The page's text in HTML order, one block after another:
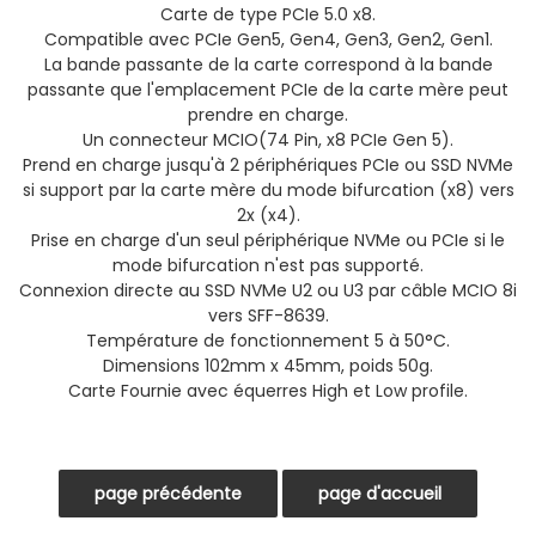
Carte de type PCIe 5.0 x8.
Compatible avec PCIe Gen5, Gen4, Gen3, Gen2, Gen1.
La bande passante de la carte correspond à la bande
passante que l'emplacement PCIe de la carte mère peut
prendre en charge.
Un connecteur MCIO(74 Pin, x8 PCIe Gen 5).
Prend en charge jusqu'à 2 périphériques PCIe ou SSD NVMe
si support par la carte mère du mode bifurcation (x8) vers
2x (x4).
Prise en charge d'un seul périphérique NVMe ou PCIe si le
mode bifurcation n'est pas supporté.
Connexion directe au SSD NVMe U2 ou U3 par câble MCIO 8i
vers SFF-8639.
Température de fonctionnement 5 à 50°C.
Dimensions 102mm x 45mm, poids 50g.
Carte Fournie avec équerres High et Low profile.